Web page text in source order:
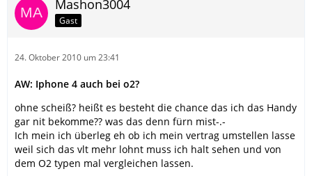
Mashon3004
Gast
24. Oktober 2010 um 23:41
AW: Iphone 4 auch bei o2?
ohne scheiß? heißt es besteht die chance das ich das Handy
gar nit bekomme?? was das denn fürn mist-.-
Ich mein ich überleg eh ob ich mein vertrag umstellen lasse
weil sich das vlt mehr lohnt muss ich halt sehen und von
dem O2 typen mal vergleichen lassen.